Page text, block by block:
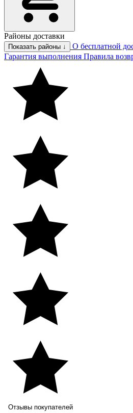
Районы доставки
Показать районы ↓ О бесплатной
Гарантия выполнения Правила
Отзывы покупателей